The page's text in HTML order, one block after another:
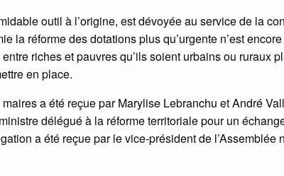
outil à l’origine, est dévoyée au service de la
la réforme des dotations plus qu’urgente n’est
riches et pauvres qu’ils soient urbains ou ruraux
en place.
a été reçue par Marylise Lebranchu et André
délégué à la réforme territoriale pour un
a été reçue par le vice-président de